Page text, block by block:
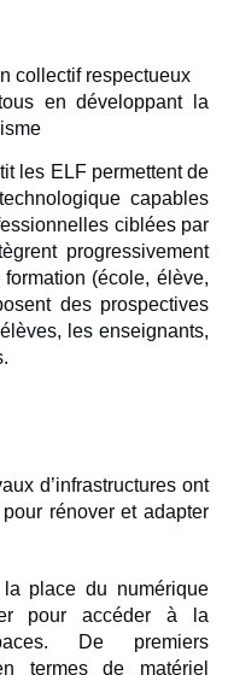
collectif respectueux
en développant la
les ELF permettent de
capables
ciblées par
progressivement
(école, élève,
des prospectives
les enseignants,
d’infrastructures ont
rénover et adapter
place du numérique
pour accéder à la
De premiers
termes de matériel